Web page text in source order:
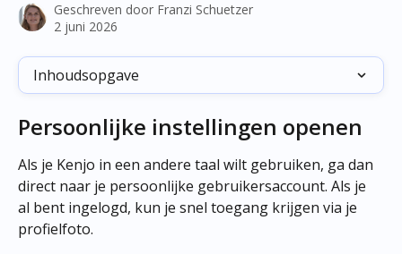
Geschreven door Franzi Schuetzer
2 juni 2026
Inhoudsopgave
Persoonlijke instellingen openen
Als je Kenjo in een andere taal wilt gebruiken, ga dan
direct naar je persoonlijke gebruikersaccount. Als je
al bent ingelogd, kun je snel toegang krijgen via je
profielfoto.